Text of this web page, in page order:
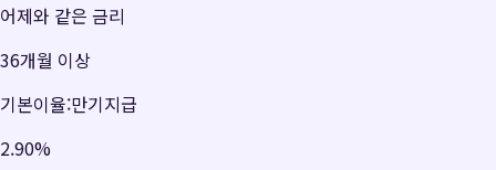
어제와 같은 금리
36개월 이상
기본이율:만기지급
2.90%